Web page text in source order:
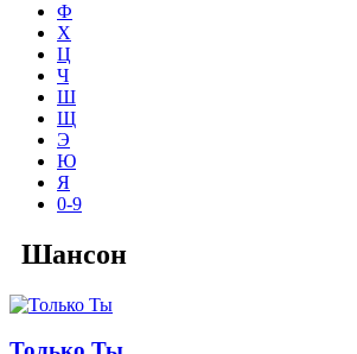
Ф
Х
Ц
Ч
Ш
Щ
Э
Ю
Я
0-9
Шансон